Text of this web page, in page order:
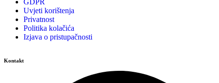
GDPR
Uvjeti korištenja
Privatnost
Politika kolačića
Izjava o pristupačnosti
Kontakt